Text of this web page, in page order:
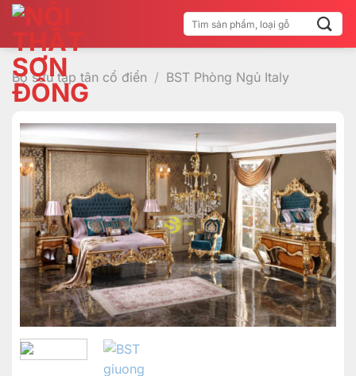
Bỏ
qua
nội
dung
Tìm
kiếm:
Bộ sưu tập tân cổ điển / BST Phòng Ngủ Italy